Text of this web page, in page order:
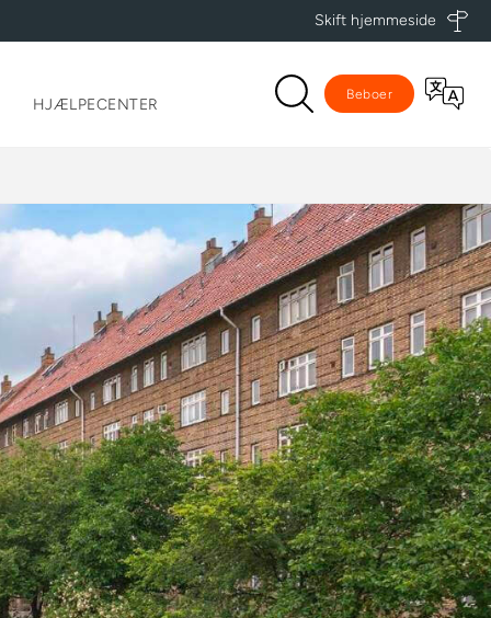
Skift hjemmeside
HJÆLPECENTER
Beboer